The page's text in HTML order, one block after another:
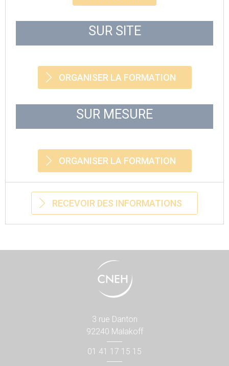
SUR SITE
ORGANISER LA FORMATION
SUR MESURE
ORGANISER LA FORMATION
RECEVOIR DES INFORMATIONS
3 rue Danton
92240 Malakoff
01 41 17 15 15